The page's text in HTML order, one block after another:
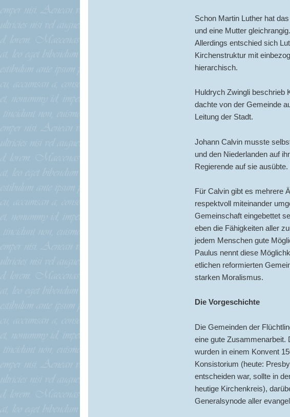
Schon Martin Luther hat
und eine Mutter
Allerdings entschied sich
Kirchenstruktur mit
hierarchisch.
Huldrych Zwingli beschrieb
dachte von der Gemeinde
Leitung der Stadt.
Johann Calvin musste
und den Niederlanden auf
Regierende auf sie
Für Calvin gibt es mehrere
respektvoll miteinander
Gemeinschaft eingebettet
eben die Fähigkeiten aller
jedem Menschen gute
Paulus nennt diese
etlichen reformierten
starken Moralismus.
Die Vorgeschichte
Die Gemeinden der
eine gute Zusammenarbeit.
wurden in einem Konvent
Konsistorium (heute:
entscheiden war, sollte in
heutige Kirchenkreis),
Generalsynode aller